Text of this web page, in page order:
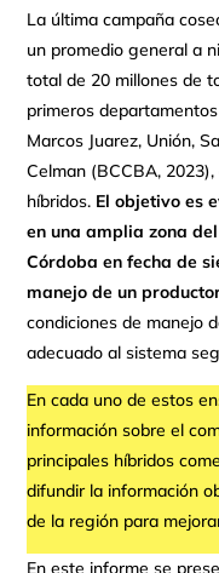
La última campaña
un promedio general a
total de 20 millones de
primeros
Marcos Juarez, Unión,
Celman (BCCBA,
híbridos. El objetivo es
en una amplia zona
Córdoba en fecha de
manejo de un
condiciones de manejo
adecuado al sistema
En cada uno de estos
información sobre el
principales híbridos
difundir la información
de la región para
En este informe se